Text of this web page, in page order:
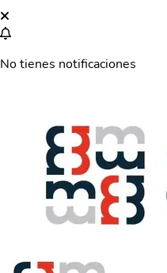
No tienes notificaciones